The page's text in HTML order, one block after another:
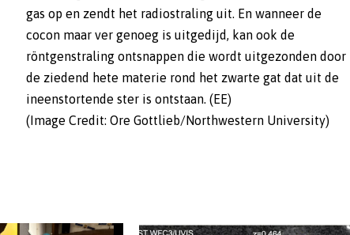
gas op en zendt het radiostraling uit. En wanneer de
cocon maar ver genoeg is uitgedijd, kan ook de
röntgenstraling ontsnappen die wordt uitgezonden door
de ziedend hete materie rond het zwarte gat dat uit de
ineenstortende ster is ontstaan. (EE)
(Image Credit: Ore Gottlieb/Northwestern University)